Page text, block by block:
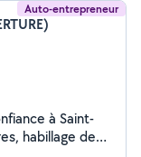
Auto-entrepreneur
à Saint-
habillage de